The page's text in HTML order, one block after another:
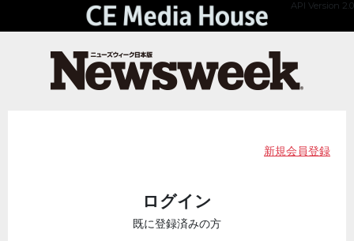
API Version 2.0
新規会員登録
ログイン
既に登録済みの方